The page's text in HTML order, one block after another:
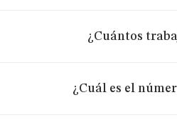
¿Cuántos
¿Cuál es el